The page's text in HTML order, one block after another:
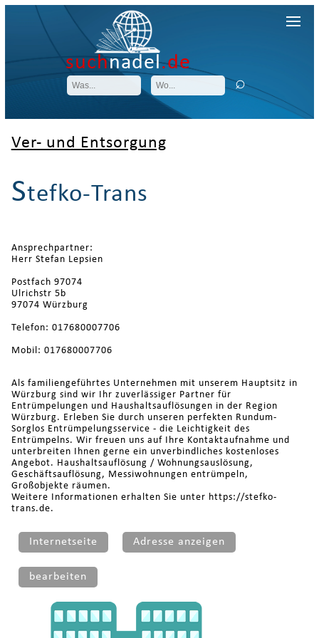
suchnadel.de
Ver- und Entsorgung
Stefko-Trans
Ansprechpartner:
Herr Stefan Lepsien
Postfach 97074
Ulrichstr 5b
97074 Würzburg
Telefon: 017680007706
Mobil: 017680007706
Als familiengeführtes Unternehmen mit unserem Hauptsitz in
Würzburg sind wir Ihr zuverlässiger Partner für
Entrümpelungen und Haushaltsauflösungen in der Region
Würzburg. Erleben Sie durch unseren perfekten Rundum-
Sorglos Entrümpelungsservice - die Leichtigkeit des
Entrümpelns. Wir freuen uns auf Ihre Kontaktaufnahme und
unterbreiten Ihnen gerne ein unverbindliches kostenloses
Angebot. Haushaltsauflösung / Wohnungsauslösung,
Geschäftsauflösung, Messiwohnungen entrümpeln,
Großobjekte räumen.
Weitere Informationen erhalten Sie unter https://stefko-
trans.de.
Internetseite Adresse anzeigen
bearbeiten